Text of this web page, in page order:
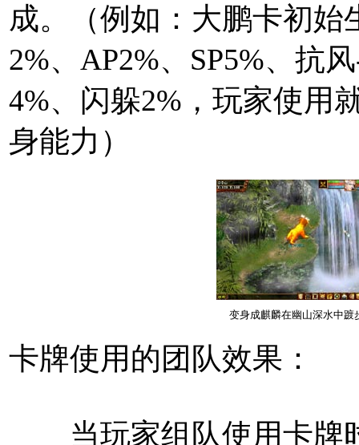
成。（例如：大鹏卡初始
2%、AP2%、SP5%、抗
4%、闪躲2%，玩家使用
身能力）
变身成麒麟在幽山深水中踱
卡牌使用的团队效果：
当玩家组队使用卡牌